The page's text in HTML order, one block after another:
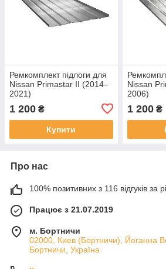
Ремкомплект підлоги для
Nissan Primastar II (2014–
2021)
1 200 ₴
Купити
Nissan
2006)
1 200₴
Про нас
100% позитивних з 116 відгуків за
Працює з 21.07.2019
м. Бортничи
02000, Киев (Бортничи), Йоганна
Бортничи, Україна